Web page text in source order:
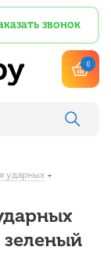
звонок
0
ударных